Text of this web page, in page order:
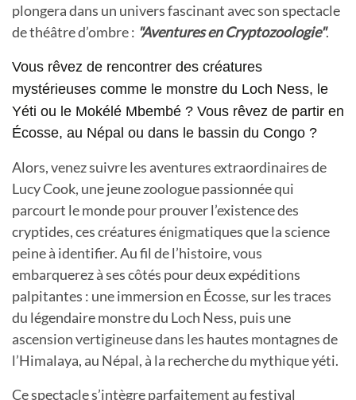
plongera dans un univers fascinant avec son spectacle
de théâtre d’ombre : "Aventures en Cryptozoologie".
Vous rêvez de rencontrer des créatures
mystérieuses comme le monstre du Loch Ness, le
Yéti ou le Mokélé Mbembé ? Vous rêvez de partir en
Écosse, au Népal ou dans le bassin du Congo ?
Alors, venez suivre les aventures extraordinaires de
Lucy Cook, une jeune zoologue passionnée qui
parcourt le monde pour prouver l’existence des
cryptides, ces créatures énigmatiques que la science
peine à identifier. Au fil de l’histoire, vous
embarquerez à ses côtés pour deux expéditions
palpitantes : une immersion en Écosse, sur les traces
du légendaire monstre du Loch Ness, puis une
ascension vertigineuse dans les hautes montagnes de
l’Himalaya, au Népal, à la recherche du mythique yéti.
Ce spectacle s’intègre parfaitement au festival